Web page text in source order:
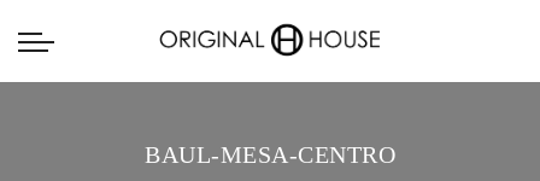
BAUL-MESA-CENTRO